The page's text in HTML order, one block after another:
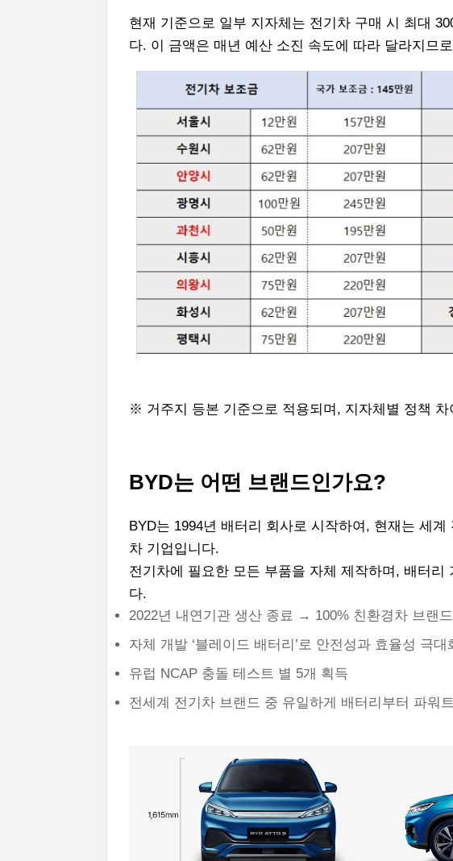
현재 기준으로 일부 지자체는 전기차 구매 시 최대
다. 이 금액은 매년 예산 소진 속도에 따라 달라지므
※ 거주지 등본 기준으로 적용되며, 지자체별 정책 차
BYD는 어떤 브랜드인가요?
BYD는 1994년 배터리 회사로 시작하여, 현재는 세
차 기업입니다.
전기차에 필요한 모든 부품을 자체 제작하며, 배터리
다.
2022년 내연기관 생산 종료 → 100% 친환경차 브랜
자체 개발 ‘블레이드 배터리’로 안전성과 효율성 극대
유럽 NCAP 충돌 테스트 별 5개 획득
전세계 전기차 브랜드 중 유일하게 배터리부터 파워